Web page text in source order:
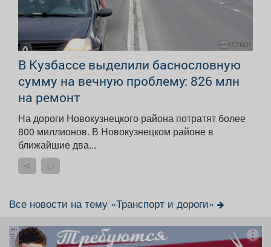
В Кузбассе выделили баснословную
сумму на вечную проблему: 826 млн
на ремонт
На дороги Новокузнецкого района потратят более
800 миллионов. В Новокузнецком районе в
ближайшие два...
Все новости на тему «Транспорт и дороги»